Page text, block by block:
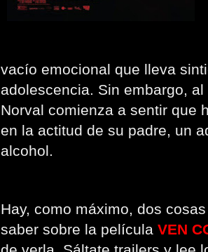
vacío emocional que lleva
adolescencia. Sin embargo,
Norval comienza a sentir que
en la actitud de su padre, un
alcohol.
Hay, como máximo, dos
saber sobre la película VEN